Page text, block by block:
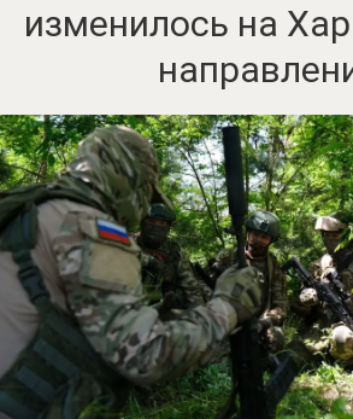
изменилось на